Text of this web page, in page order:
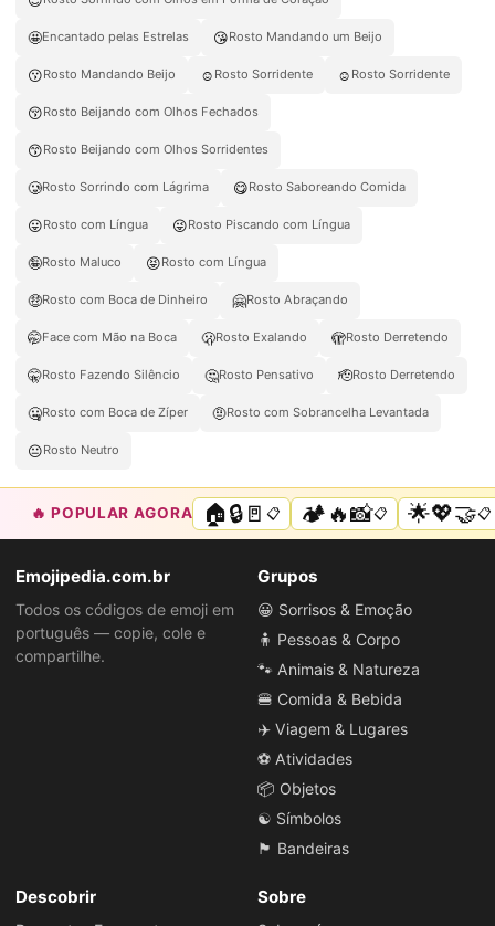
🤩Encantado pelas Estrelas 😘Rosto Mandando um Beijo
😗Rosto Mandando Beijo ☺️ Rosto Sorridente ☺ Rosto Sorridente
😚Rosto Beijando com Olhos Fechados
😙Rosto Beijando com Olhos Sorridentes
🥲Rosto Sorrindo com Lágrima 😋Rosto Saboreando Comida
😛Rosto com Língua 😜Rosto Piscando com Língua
🤪Rosto Maluco 😝Rosto com Língua
🤑Rosto com Boca de Dinheiro 🤗Rosto Abraçando
🤭Face com Mão na Boca 🫢Rosto Exalando 🫣Rosto Derretendo
🤫Rosto Fazendo Silêncio 🤔Rosto Pensativo 🫡Rosto Derretendo
🤐Rosto com Boca de Zíper 🤨Rosto com Sobrancelha Levantada
😐Rosto Neutro
🔥 POPULAR AGORA 🏠🔒🚪📋 🏕️🔥📸📋 🌟💖🤝📋
Emojipedia.com.br
Todos os códigos de emoji em
português — copie, cole e
compartilhe.
Grupos
😀 Sorrisos & Emoção
🧍 Pessoas & Corpo
🐾 Animais & Natureza
🍔 Comida & Bebida
✈️ Viagem & Lugares
⚽ Atividades
📦 Objetos
☯️ Símbolos
🏴 Bandeiras
Descobrir Sobre